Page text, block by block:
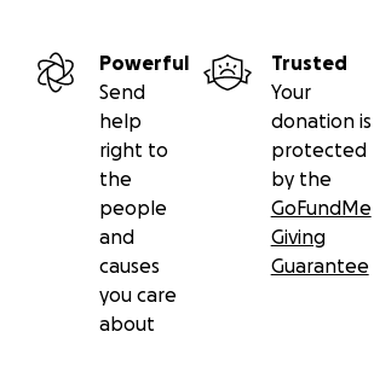
Powerful
Send
help
right to
the
people
and
causes
you care
about
Trusted
Your
donation is
protected
by the
GoFundMe
Giving
Guarantee